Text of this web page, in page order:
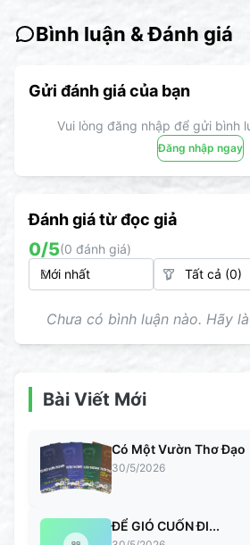
Bình luận & Đánh giá
Gửi đánh giá của bạn
Vui lòng đăng nhập để gửi bình
Đăng nhập ngay
Đánh giá từ đọc giả
0/5(0 đánh giá)
Chưa có bình luận nào. Hãy
Bài Viết Mới
Có Một Vườn Thơ Đạo
30/5/2026
ĐỂ GIÓ CUỐN ĐI...